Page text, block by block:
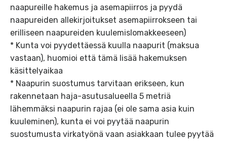
naapureille hakemus ja asemapiirros ja pyydä
naapureiden allekirjoitukset asemapiirrokseen tai
erilliseen naapureiden kuulemislomakkeeseen)
* Kunta voi pyydettäessä kuulla naapurit (maksua
vastaan), huomioi että tämä lisää hakemuksen
käsittelyaikaa
* Naapurin suostumus tarvitaan erikseen, kun
rakennetaan haja-asutusalueella 5 metriä
lähemmäksi naapurin rajaa (ei ole sama asia kuin
kuuleminen), kunta ei voi pyytää naapurin
suostumusta virkatyönä vaan asiakkaan tulee pyytää